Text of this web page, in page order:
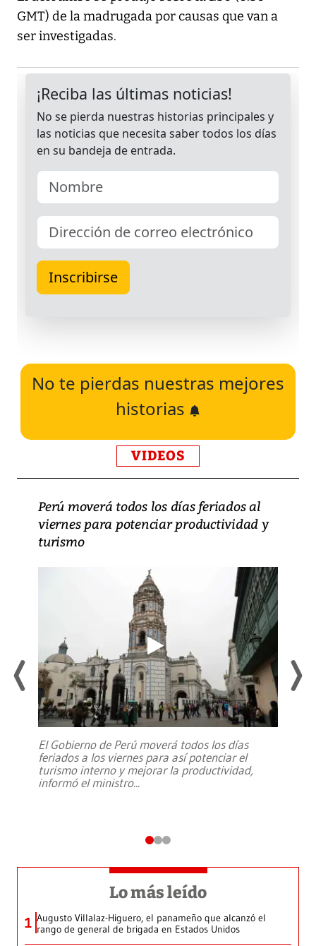
GMT) de la madrugada por causas que van a
ser investigadas.
No te pierdas nuestras mejores
historias
VIDEOS
Perú moverá todos los días feriados al
viernes para potenciar productividad y
turismo
El Gobierno de Perú moverá todos los días
feriados a los viernes para así potenciar el
turismo interno y mejorar la productividad,
informó el ministro...
Lo más leído
1 Augusto Villalaz-Higuero, el panameño que alcanzó el
rango de general de brigada en Estados Unidos